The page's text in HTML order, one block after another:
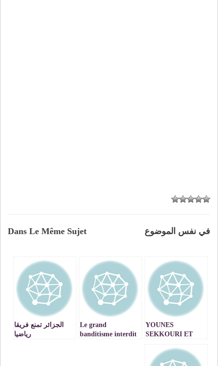
Dans Le Même Sujet في نفس الموضوع
YOUNES
SEKKOURI ET
LAHLOU
DONNENT LE
Le grand
banditisme interdit
الجزائر تمنع فريقا
رياضيا